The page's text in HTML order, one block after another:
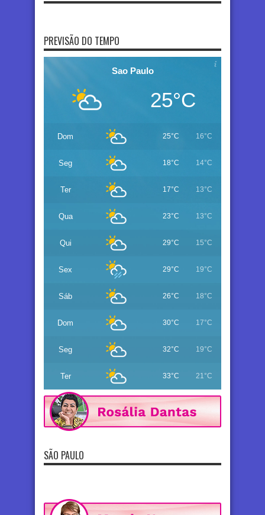
PREVISÃO DO TEMPO
Sao Paulo
25°C
Dom 25°C 16°C
Seg 18°C 14°C
Ter 17°C 13°C
Qua 23°C 13°C
Qui 29°C 15°C
Sex 29°C 19°C
Sáb 26°C 18°C
Dom 30°C 17°C
Seg 32°C 19°C
Ter 33°C 21°C
SÃO PAULO